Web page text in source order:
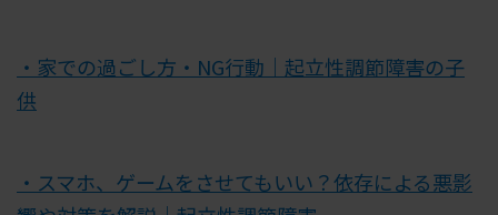
・家での過ごし方・NG行動｜起立性調節障害の子
供
・スマホ、ゲームをさせてもいい？依存による悪影